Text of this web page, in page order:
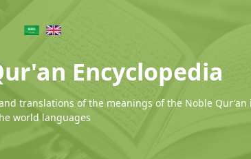
Encyclopedia
translations of the meanings of the Noble Qur'an
world languages